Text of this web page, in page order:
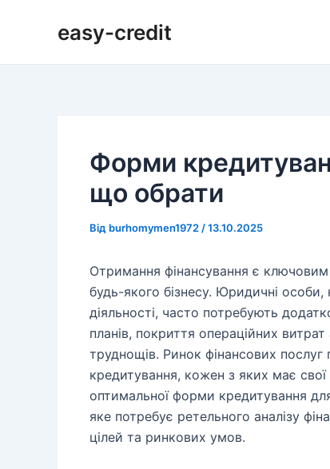
easy-credit
Форми
що обрати
Від burhomymen1972 /13.10.2025
Отримання фінансування є
будь-якого бізнесу. Юридичні
діяльності, часто потребують
планів, покриття операційних
труднощів. Ринок фінансових
кредитування, кожен з яких має свої
оптимальної форми кредитування
яке потребує ретельного аналізу
цілей та ринкових умов.
по